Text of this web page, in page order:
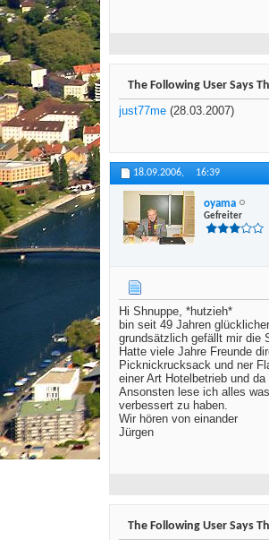
The Following User Says
just77me (28.03.2007)
18.09.2006, 16:39
oyama
Gefreiter
Hi Shnuppe, *hutzieh*
bin seit 49 Jahren
grundsätzlich gefällt mir die
Hatte viele Jahre Freunde
Picknickrucksack und ner
einer Art Hotelbetrieb und
Ansonsten lese ich alles
verbessert zu haben.
Wir hören von einander
Jürgen
The Following User Says